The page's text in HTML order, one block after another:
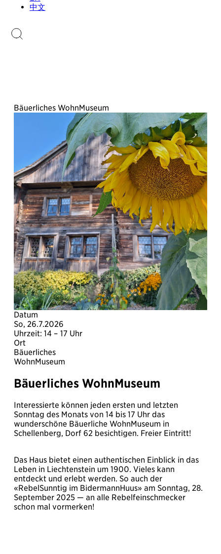
中文
Bäuerliches WohnMuseum
Datum
So, 26.7.2026
Uhrzeit: 14 – 17 Uhr
Ort
Bäuerliches
WohnMuseum
Bäuerliches WohnMuseum
Interessierte können jeden ersten und letzten
Sonntag des Monats von 14 bis 17 Uhr das
wunderschöne Bäuerliche WohnMuseum in
Schellenberg, Dorf 62 besichtigen. Freier Eintritt!
Das Haus bietet einen authentischen Einblick in das
Leben in Liechtenstein um 1900. Vieles kann
entdeckt und erlebt werden. So auch der
«RebelSunntig im BidermannHuus» am Sonntag, 28.
September 2025 — an alle Rebelfeinschmecker
schon mal vormerken!